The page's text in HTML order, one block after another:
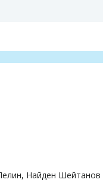
Найден Шейтанов